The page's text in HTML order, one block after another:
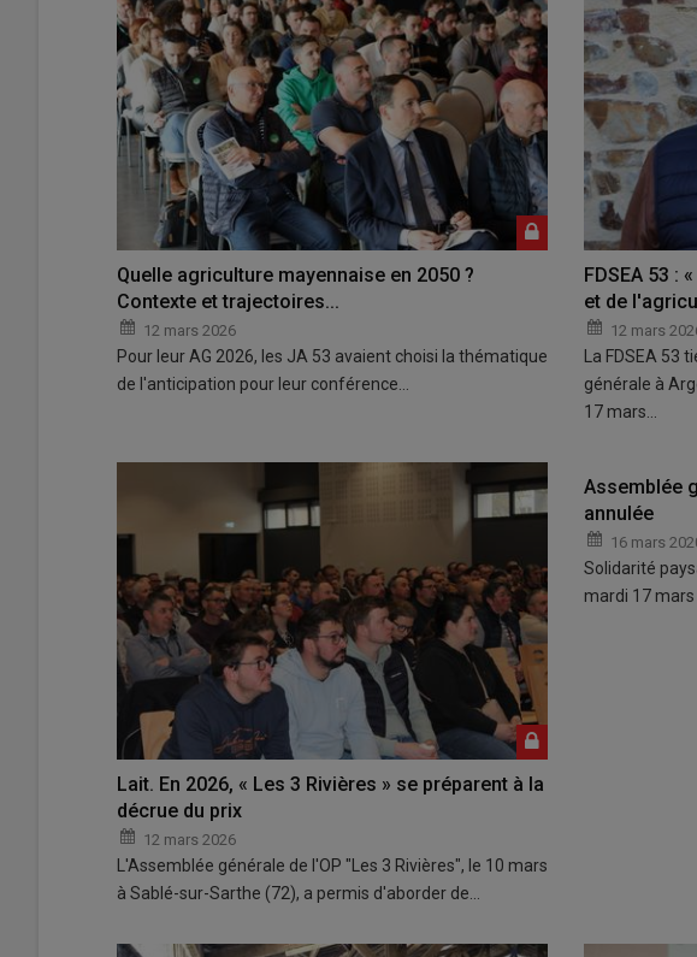
Quelle agriculture mayennaise en 2050 ?
Contexte et trajectoires...
12 mars 2026
Pour leur AG 2026, les JA 53 avaient choisi la thématique
de l'anticipation pour leur conférence…
FDSEA 53 :
et de
12 mars
La FDSEA
générale à
17 mars…
Lait. En 2026, « Les 3 Rivières » se préparent à la
décrue du prix
12 mars 2026
L'Assemblée générale de l'OP "Les 3 Rivières", le 10 mars
à Sablé-sur-Sarthe (72), a permis d'aborder de…
Assemblée
annulée
16 mars
Solidarité
mardi 17 mars